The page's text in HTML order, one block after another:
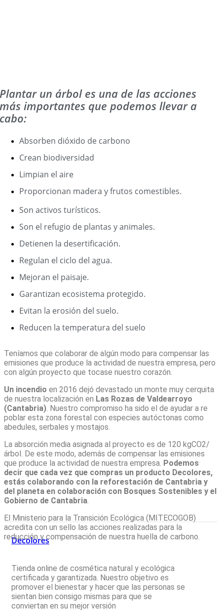
Plantar un árbol es una de las acciones
más importantes que podemos llevar a
cabo:
Absorben dióxido de carbono
Crean biodiversidad
Limpian el aire
Proporcionan madera y frutos comestibles.
Son activos turísticos.
Son el refugio de plantas y animales.
Detienen la desertiﬁcación.
Regulan el ciclo del agua.
Mejoran el paisaje.
Garantizan ecosistema protegido.
Evitan la erosión del suelo.
Reducen la temperatura del suelo
Teníamos que colaborar de algún modo para compensar las
emisiones que produce la actividad de nuestra empresa, pero
con algún proyecto que tocase nuestro corazón.
Un incendio en 2016 dejó devastado un monte muy cerquita
de nuestra localización en Las Rozas de Valdearroyo
(Cantabria) . Nuestro compromiso ha sido el de ayudar a re
poblar esta zona forestal con especies autóctonas como
abedules, serbales y mostajos.
La absorción media asignada al proyecto es de 120 kgCO2/
árbol. De este modo, además de compensar las emisiones
que produce la actividad de nuestra empresa. Podemos
decir que cada vez que compras un producto Decolores,
estás colaborando con la reforestación de Cantabria y
del planeta en colaboración con Bosques Sostenibles y el
Gobierno de Cantabria
El Ministerio para la Transición Ecológica (MITECOGOB)
acredita con un sello las acciones realizadas para la
reducción y compensación de nuestra huella de carbono.
Decolores
Tienda online de cosmética natural y ecológica
certificada y garantizada. Nuestro objetivo es
promover el bienestar y hacer que las personas se
sientan bien consigo mismas para que se
conviertan en su mejor versión